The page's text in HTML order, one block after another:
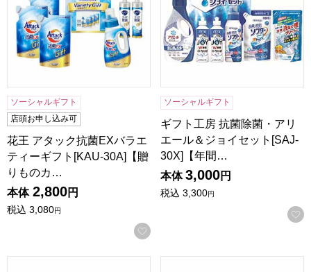
ソーシャルギフト
店頭お申し込み可
花王 アタック抗菌EXバラエ
ティーギフト[KAU-30A]【贈
りものカ…
本体 2,800円
税込 3,080円
お気に入りに登録する
ソーシャルギフト
ギフト工房 抗菌除菌・アリ
エール＆ジョイセット[SAJ-
30X]【年間…
本体 3,000円
税込 3,300円